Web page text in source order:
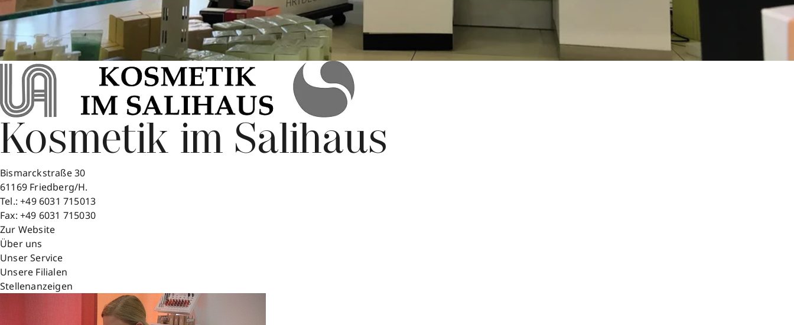
Kosmetik im Salihaus
Bismarckstraße 30
61169 Friedberg/H.
Tel.:+49 6031 715013
Fax: +49 6031 715030
Zur Website
Über uns
Unser Service
Unsere Filialen
Stellenanzeigen